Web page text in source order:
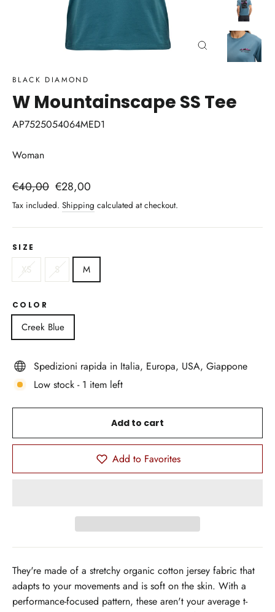
Close
BLACK DIAMOND
W Mountainscape SS Tee
AP7525054064MED1
Woman
Regular
price
€40,00 Sale
price
€28,00
Tax included. Shipping calculated at checkout.
SIZE
XS S M
COLOR
Creek Blue
Spedizioni rapida in Italia, Europa, USA, Giappone
Low stock - 1 item left
Add to cart
Add to Favorites
They're made of a stretchy organic cotton jersey fabric that
adapts to your movements and is soft on the skin. With a
performance-focused pattern, these aren't your average t-